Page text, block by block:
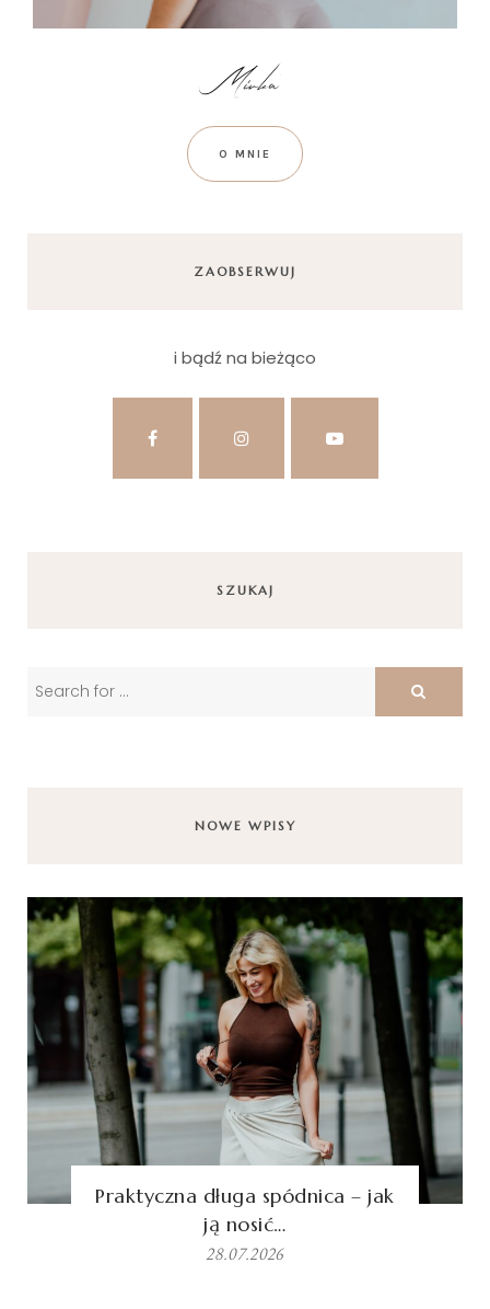
O MNIE
ZAOBSERWUJ
i bądź na bieżąco
SZUKAJ
NOWE WPISY
Praktyczna długa spódnica – jak
ją nosić…
28.07.2026